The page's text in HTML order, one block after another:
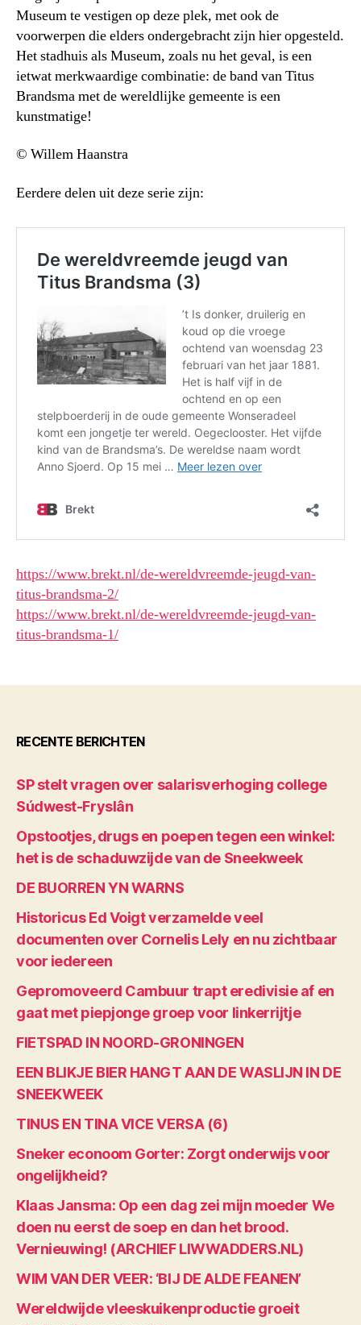
Museum te vestigen op deze plek, met ook de
voorwerpen die elders ondergebracht zijn hier opgesteld.
Het stadhuis als Museum, zoals nu het geval, is een
ietwat merkwaardige combinatie: de band van Titus
Brandsma met de wereldlijke gemeente is een
kunstmatige!
© Willem Haanstra
Eerdere delen uit deze serie zijn:
https://www.brekt.nl/de-wereldvreemde-jeugd-van-
titus-brandsma-2/
https://www.brekt.nl/de-wereldvreemde-jeugd-van-
titus-brandsma-1/
RECENTE BERICHTEN
SP stelt vragen over salarisverhoging college
Súdwest-Fryslân
Opstootjes, drugs en poepen tegen een winkel:
het is de schaduwzijde van de Sneekweek
DE BUORREN YN WARNS
Historicus Ed Voigt verzamelde veel
documenten over Cornelis Lely en nu zichtbaar
voor iedereen
Gepromoveerd Cambuur trapt eredivisie af en
gaat met piepjonge groep voor linkerrijtje
FIETSPAD IN NOORD-GRONINGEN
EEN BLIKJE BIER HANGT AAN DE WASLIJN IN DE
SNEEKWEEK
TINUS EN TINA VICE VERSA (6)
Sneker econoom Gorter: Zorgt onderwijs voor
ongelijkheid?
Klaas Jansma: Op een dag zei mijn moeder We
doen nu eerst de soep en dan het brood.
Vernieuwing! (ARCHIEF LIWWADDERS.NL)
WIM VAN DER VEER: ‘BIJ DE ALDE FEANEN’
Wereldwijde vleeskuikenproductie groeit